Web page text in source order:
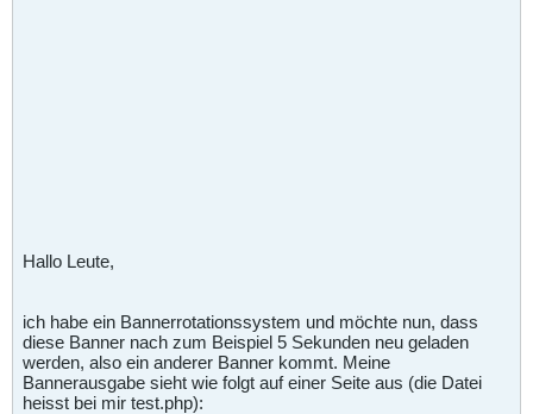
Hallo Leute,
ich habe ein Bannerrotationssystem und möchte nun, dass
diese Banner nach zum Beispiel 5 Sekunden neu geladen
werden, also ein anderer Banner kommt. Meine
Bannerausgabe sieht wie folgt auf einer Seite aus (die Datei
heisst bei mir test.php):